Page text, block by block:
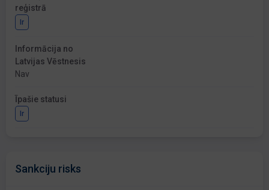
reģistrā
Ir
Informācija no
Latvijas Vēstnesis
Nav
Īpašie statusi
Ir
Sankciju risks